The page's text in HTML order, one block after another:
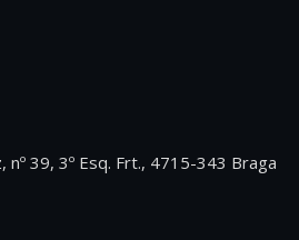
nº 39, 3º Esq. Frt., 4715-343 Braga